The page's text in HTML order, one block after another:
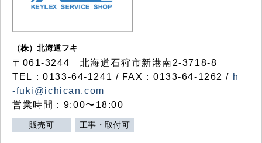
（株）北海道フキ
〒061-3244 北海道石狩市新港南2-3718-8
TEL：0133-64-1241 / FAX：0133-64-1262 / h
-fuki@ichican.com
営業時間：9:00〜18:00
販売可 工事・取付可